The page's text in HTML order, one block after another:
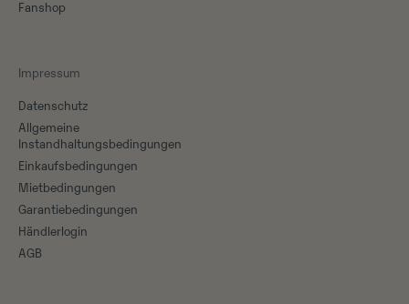
Fanshop
Impressum
Datenschutz
Allgemeine
Instandhaltungsbedingungen
Einkaufsbedingungen
Mietbedingungen
Garantiebedingungen
Händlerlogin
AGB